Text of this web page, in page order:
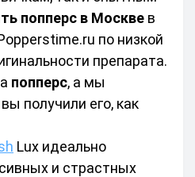
попперс в Москве в
по низкой
препарата.
попперс, а мы
получили его, как
Lux идеально
и страстных